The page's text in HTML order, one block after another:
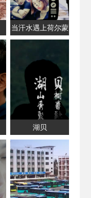
当汗水遇上荷尔蒙
湖贝